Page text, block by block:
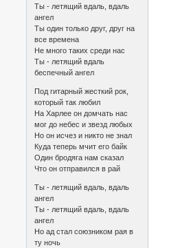
Ты - летящий вдаль, вдаль
ангел
Ты один только друг, друг на
все времена
Не много таких среди нас
Ты - летящий вдаль
беспечный ангел
Под гитарный жесткий рок,
который так любил
На Харлее он домчать нас
мог до небес и звезд любых
Но он исчез и никто не знал
Куда теперь мчит его байк
Один бродяга нам сказал
Что он отправился в рай
Ты - летящий вдаль, вдаль
ангел
Ты - летящий вдаль, вдаль
ангел
Но ад стал союзником рая в
ту ночь